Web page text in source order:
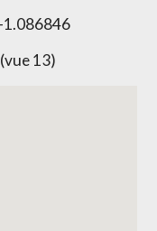
1.086846
13)